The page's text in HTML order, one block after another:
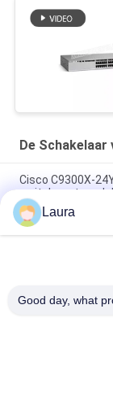
De Schakelaar
Cisco C9300X-
switch met
Cisco C9300X-
25G SFP28
Cisco C9300-
Laura
Good day, what